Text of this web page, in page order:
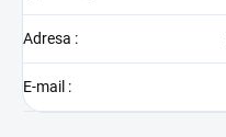
Adresa :
E-mail :